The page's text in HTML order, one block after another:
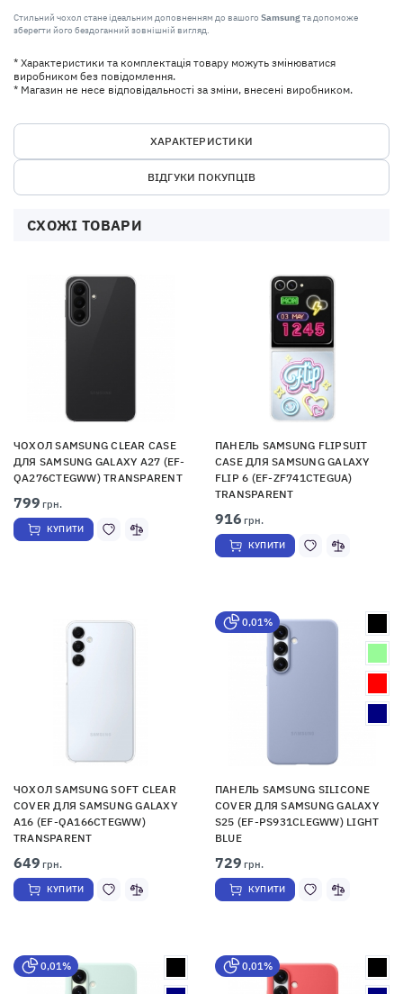
Стильний чохол стане ідеальним доповненням до вашого Samsungта допоможе
зберегти його бездоганний зовнішній вигляд.
* Характеристики та комплектація товару можуть змінюватися
виробником без повідомлення.
* Магазин не несе відповідальності за зміни, внесені виробником.
ХАРАКТЕРИСТИКИ
ВІДГУКИ ПОКУПЦІВ
СХОЖІ ТОВАРИ
ЧОХОЛ SAMSUNG CLEAR CASE
ДЛЯ SAMSUNG GALAXY A27 (EF-
QA276CTEGWW) TRANSPARENT
799 грн.
КУПИТИ
ПАНЕЛЬ SAMSUNG FLIPSUIT
CASE ДЛЯ SAMSUNG GALAXY
FLIP 6 (EF-ZF741CTEGUA)
TRANSPARENT
916 грн.
КУПИТИ
ЧОХОЛ SAMSUNG SOFT CLEAR
COVER ДЛЯ SAMSUNG GALAXY
A16 (EF-QA166CTEGWW)
TRANSPARENT
649 грн.
КУПИТИ
0,01%
ПАНЕЛЬ SAMSUNG SILICONE
COVER ДЛЯ SAMSUNG GALAXY
S25 (EF-PS931CLEGWW) LIGHT
BLUE
729 грн.
КУПИТИ
0,01% 0,01%